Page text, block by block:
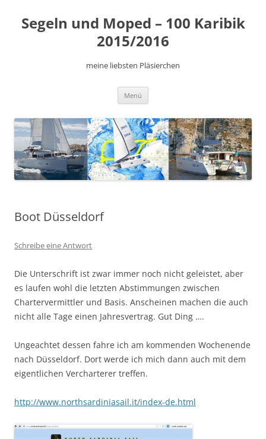
springen
Segeln und Moped – 100 Karibik
2015/2016
meine liebsten Pläsierchen
Menü
Boot Düsseldorf
Schreibe eine Antwort
Die Unterschrift ist zwar immer noch nicht geleistet, aber
es laufen wohl die letzten Abstimmungen zwischen
Chartervermittler und Basis. Anscheinen machen die auch
nicht alle Tage einen Jahresvertrag. Gut Ding ….
Ungeachtet dessen fahre ich am kommenden Wochenende
nach Düsseldorf. Dort werde ich mich dann auch mit dem
eigentlichen Vercharterer treffen.
http://www.northsardiniasail.it/index-de.html